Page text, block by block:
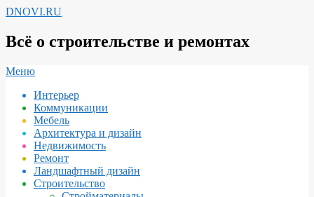
Перейти
содержимому
DNOVI.RU
Всё о строительстве и ремонтах
Вторичное
навигации
Меню
Интерьер
Коммуникации
Мебель
Архитектура и дизайн
Недвижимость
Ремонт
Ландшафтный дизайн
Строительство